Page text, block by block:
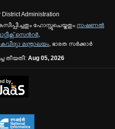
Administration
ഹോസ്റ്റുചെയ്തതും നാഷണല്‍
സെന്‍റര്‍,
മന്ത്രാലയം, ഭാരത സര്‍ക്കാര്‍
തീയതി: Aug 05, 2026